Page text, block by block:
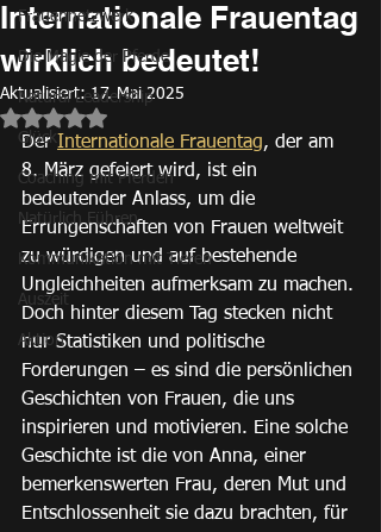
Frauennetzwerk
Die Magie der Pferde
Natural Leadership
Glück
Coaching mit Pferden
Natürlich Führen
Kommunikation mit Tieren
Auszeit
Aktion
Internationale Frauentag
wirklich bedeutet!
Aktualisiert:17. Mai 2025
Mit NaN von 5 Sternen bewertet.
Der Internationale Frauentag, der am
8. März gefeiert wird, ist ein
bedeutender Anlass, um die
Errungenschaften von Frauen weltweit
zu würdigen und auf bestehende
Ungleichheiten aufmerksam zu machen.
Doch hinter diesem Tag stecken nicht
nur Statistiken und politische
Forderungen – es sind die persönlichen
Geschichten von Frauen, die uns
inspirieren und motivieren. Eine solche
Geschichte ist die von Anna, einer
bemerkenswerten Frau, deren Mut und
Entschlossenheit sie dazu brachten, für